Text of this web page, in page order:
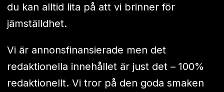
du kan alltid lita på att vi brinner för
jämställdhet.
Vi är annonsfinansierade men det
redaktionella innehållet är just det – 100%
redaktionellt. Vi tror på den goda smaken